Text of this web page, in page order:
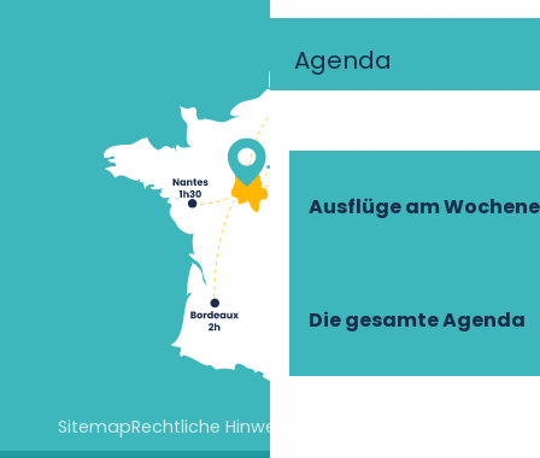
Agenda
Ausflüge am
Die gesamte Agenda
SitemapRechtliche Hinweise